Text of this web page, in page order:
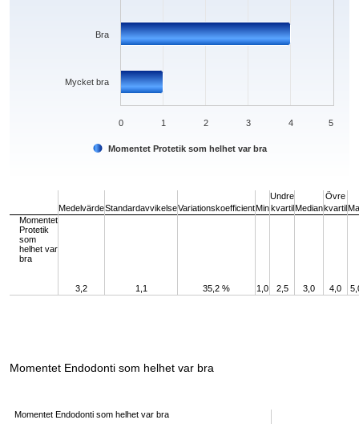
Momentet Protetik som helhet var bra
Mycket bra
Bra
0 1 2 3 4 5
MedelvärdeStandardavvikelseVariationskoefficientMin
Undre
kvartilMedian
Övre
kvartil
Momentet
Protetik
som
helhet var
bra
3,2 1,1 35,2 % 1,0 2,5 3,0 4,0
Momentet Endodonti som helhet var bra
Momentet Endodonti som helhet var bra